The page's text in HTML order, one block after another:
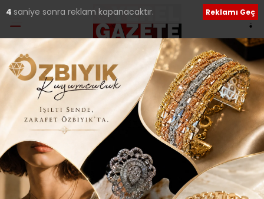
Ana Sayfa›Güncel
ÇEKMEKÖY SİNEMA
AKADEMİSİ BAŞLIYOR..
3 saniye sonra reklam kapanacaktır. Reklamı Geç